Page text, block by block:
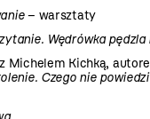
– warsztaty
Wędrówka pędzla
Michelem Kichką,
Czego nie